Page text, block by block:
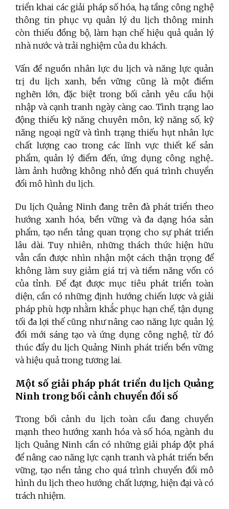
triển khai các giải pháp số hóa, hạ tầng công nghệ
thông tin phục vụ quản lý du lịch thông minh
còn thiếu đồng bộ, làm hạn chế hiệu quả quản lý
nhà nước và trải nghiệm của du khách.
Vấn đề nguồn nhân lực du lịch và năng lực quản
trị du lịch xanh, bền vững cũng là một điểm
nghẽn lớn, đặc biệt trong bối cảnh yêu cầu hội
nhập và cạnh tranh ngày càng cao. Tình trạng lao
động thiếu kỹ năng chuyên môn, kỹ năng số, kỹ
năng ngoại ngữ và tình trạng thiếu hụt nhân lực
chất lượng cao trong các lĩnh vực thiết kế sản
phẩm, quản lý điểm đến, ứng dụng công nghệ...
làm ảnh hưởng không nhỏ đến quá trình chuyển
đổi mô hình du lịch.
Du lịch Quảng Ninh đang trên đà phát triển theo
hướng xanh hóa, bền vững và đa dạng hóa sản
phẩm, tạo nền tảng quan trọng cho sự phát triển
lâu dài. Tuy nhiên, những thách thức hiện hữu
vẫn cần được nhìn nhận một cách thận trọng để
không làm suy giảm giá trị và tiềm năng vốn có
của tỉnh. Để đạt được mục tiêu phát triển toàn
diện, cần có những định hướng chiến lược và giải
pháp phù hợp nhằm khắc phục hạn chế, tận dụng
tối đa lợi thế cũng như nâng cao năng lực quản lý,
đổi mới sáng tạo và ứng dụng công nghệ, từ đó
thúc đẩy du lịch Quảng Ninh phát triển bền vững
và hiệu quả trong tương lai.
Một số giải pháp phát triển du lịch Quảng
Ninh trong bối cảnh chuyển đổi số
Trong bối cảnh du lịch toàn cầu đang chuyển
mạnh theo hướng xanh hóa và số hóa, ngành du
lịch Quảng Ninh cần có những giải pháp đột phá
để nâng cao năng lực cạnh tranh và phát triển bền
vững, tạo nền tảng cho quá trình chuyển đổi mô
hình du lịch theo hướng chất lượng, hiện đại và có
trách nhiệm.